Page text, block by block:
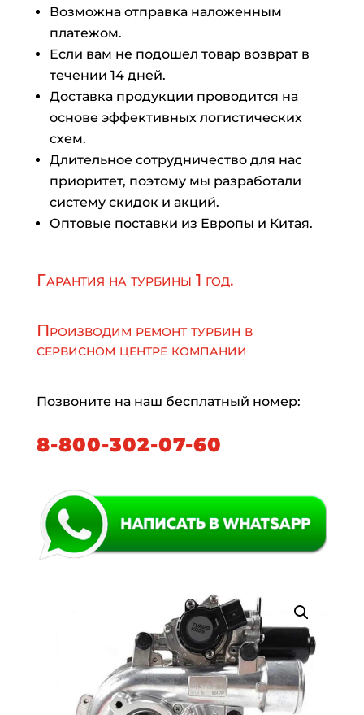
Возможна отправка наложенным
платежом.
Если вам не подошел товар возврат в
течении 14 дней.
Доставка продукции проводится на
основе эффективных логистических
схем.
Длительное сотрудничество для нас
приоритет, поэтому мы разработали
систему скидок и акций.
Оптовые поставки из Европы и Китая.
Гарантия на турбины 1 год.
Производим ремонт турбин в
сервисном центре компании
Позвоните на наш бесплатный номер:
8-800-302-07-60